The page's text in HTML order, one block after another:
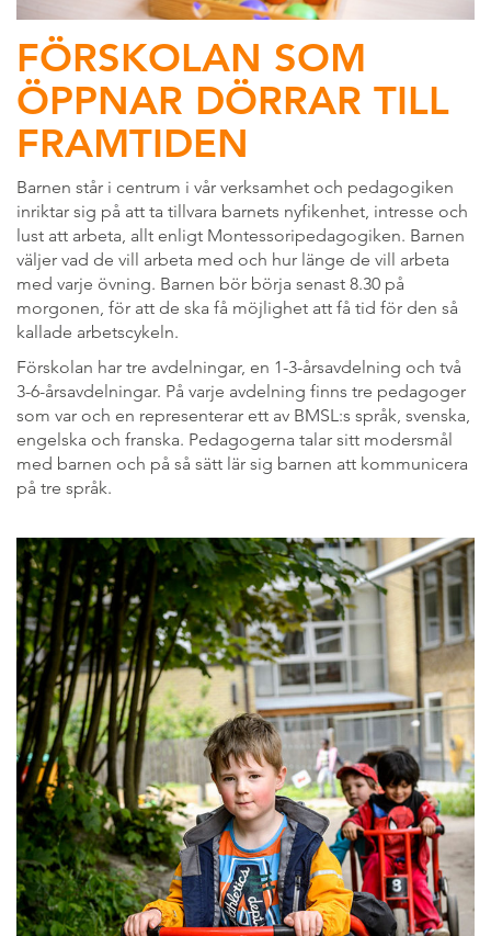
FÖRSKOLAN SOM
ÖPPNAR DÖRRAR TILL
FRAMTIDEN
Barnen står i centrum i vår verksamhet och pedagogiken
inriktar sig på att ta tillvara barnets nyfikenhet, intresse och
lust att arbeta, allt enligt Montessoripedagogiken. Barnen
väljer vad de vill arbeta med och hur länge de vill arbeta
med varje övning. Barnen bör börja senast 8.30 på
morgonen, för att de ska få möjlighet att få tid för den så
kallade arbetscykeln.
Förskolan har tre avdelningar, en 1-3-årsavdelning och två
3-6-årsavdelningar. På varje avdelning finns tre pedagoger
som var och en representerar ett av BMSL:s språk, svenska,
engelska och franska. Pedagogerna talar sitt modersmål
med barnen och på så sätt lär sig barnen att kommunicera
på tre språk.